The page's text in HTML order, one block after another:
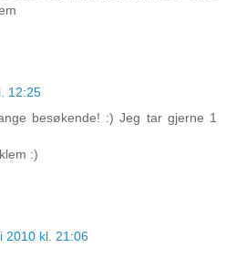
12:25
besøkende! :) Jeg tar gjerne 1
:)
2010 kl. 21:06